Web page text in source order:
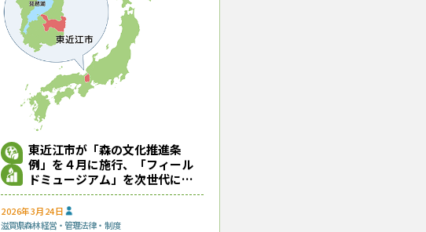
東近江市が「森の文化推進条
例」を４月に施行、「フィール
ドミュージアム」を次世代につ
なぐ
2026年3月24日
滋賀県森林経営・管理法律・制度